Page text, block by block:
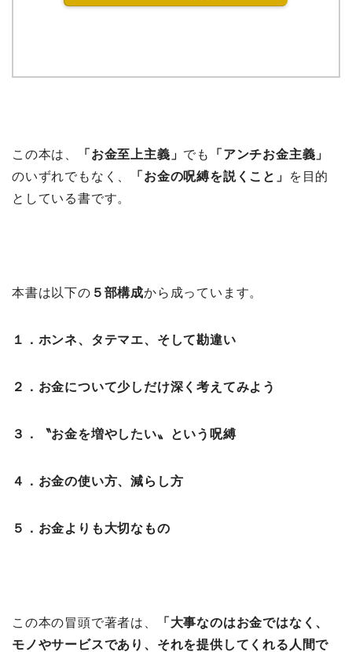
この本は、 「お金至上主義」 でも
「アンチお金主義」
のいずれでもなく、
「お金の呪縛を説くこと」
を目的
としている書です。
本書は以下の ５部構成から成っています。
１．ホンネ、タテマエ、そして勘違い
２．お金について少しだけ深く考えてみよう
３．〝お金を増やしたい〟という呪縛
４．お金の使い方、減らし方
５．お金よりも大切なもの
この本の冒頭で著者は、
「大事なのはお金ではなく、
モノやサービスであり、それを提供してくれる人間で